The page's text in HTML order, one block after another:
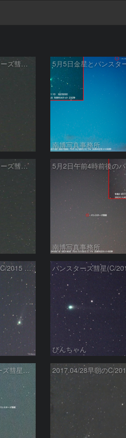
5/8未明 パンスターズ彗星（C/2015 ER61）
南博写真事務所
5/4未明 パンスターズ彗星（C/2015 ER61）
南博写真事務所
パンスターズ彗星(C/2015 ER61)
びんちゃん
4月29日パンスターズ彗星（C/2015 ER61）